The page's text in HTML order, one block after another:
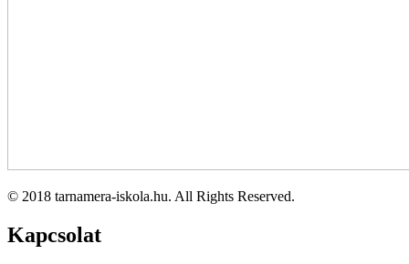
© 2018 tarnamera-iskola.hu. All Rights Reserved.
Kapcsolat